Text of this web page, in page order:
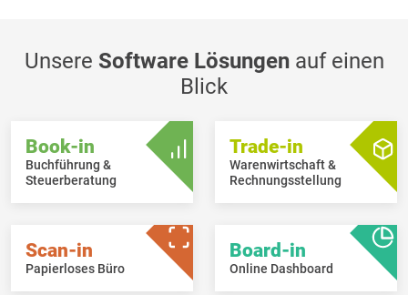
Teilnehmer arbeitet an einem eigenen PC.
Unsere Software Lösungenauf einen
Blick
Book-in
Buchführung &
Steuerberatung
Trade-in
Warenwirtschaft &
Rechnungsstellung
Scan-in
Papierloses Büro
Board-in
Online Dashboard